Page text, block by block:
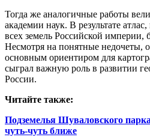
Тогда же аналогичные работы
академии наук. В результате
всех земель Российской империи,
Несмотря на понятные недочеты,
основным ориентиром для
сыграл важную роль в развитии
России.
Читайте также:
Подземелья Шуваловского
чуть‑чуть ближе